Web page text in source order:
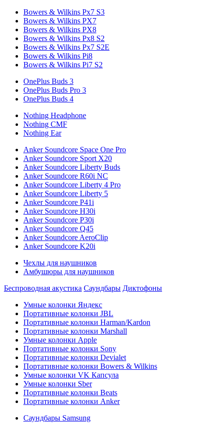
Bowers & Wilkins Px7 S3
Bowers & Wilkins PX7
Bowers & Wilkins PX8
Bowers & Wilkins Px8 S2
Bowers & Wilkins Px7 S2E
Bowers & Wilkins Pi8
Bowers & Wilkins Pi7 S2
OnePlus Buds 3
OnePlus Buds Pro 3
OnePlus Buds 4
Nothing Headphone
Nothing CMF
Nothing Ear
Anker Soundcore Space One Pro
Anker Soundcore Sport X20
Anker Soundcore Liberty Buds
Anker Soundcore R60i NC
Anker Soundcore Liberty 4 Pro
Anker Soundcore Liberty 5
Anker Soundcore P41i
Anker Soundcore H30i
Anker Soundcore P30i
Anker Soundcore Q45
Anker Soundcore AeroClip
Anker Soundcore K20i
Чехлы для наушников
Амбушюры для наушников
Беспроводная акустика Саундбары Диктофоны
Умные колонки Яндекс
Портативные колонки JBL
Портативные колонки Harman/Kardon
Портативные колонки Marshall
Умные колонки Apple
Портативные колонки Sony
Портативные колонки Devialet
Портативные колонки Bowers & Wilkins
Умные колонки VK Капсула
Умные колонки Sber
Портативные колонки Beats
Портативные колонки Anker
Саундбары Samsung